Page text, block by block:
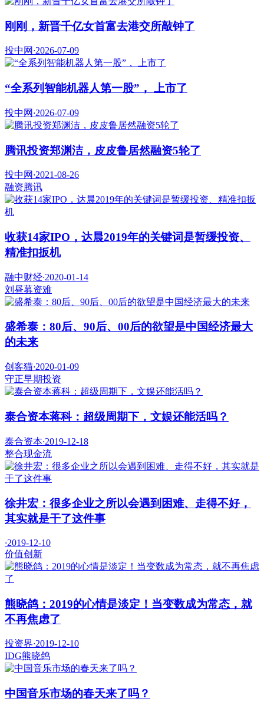
刚刚，新晋千亿女首富去港交所敲钟了
投中网 ·2026-07-09
“全系列智能机器人第一股”， 上市了
投中网 ·2026-07-09
腾讯投资郑渊洁，皮皮鲁居然融资5轮了
投中网 ·2021-08-26
融资腾讯
收获14家IPO，达晨2019年的关键词是暂缓投资、
精准扣扳机
融中财经·2020-01-14
刘昼募资难
盛希泰：80后、90后、00后的欲望是中国经济最大
的未来
创客猫·2020-01-09
守正早期投资
泰合资本蒋科：超级周期下，文娱还能活吗？
泰合资本·2019-12-18
整合现金流
徐井宏：很多企业之所以会遇到困难、走得不好，
其实就是干了这件事
·2019-12-10
价值创新
熊晓鸽：2019的心情是淡定！当变数成为常态，就
不再焦虑了
投资界·2019-12-10
IDG熊晓鸽
中国音乐市场的春天来了吗？